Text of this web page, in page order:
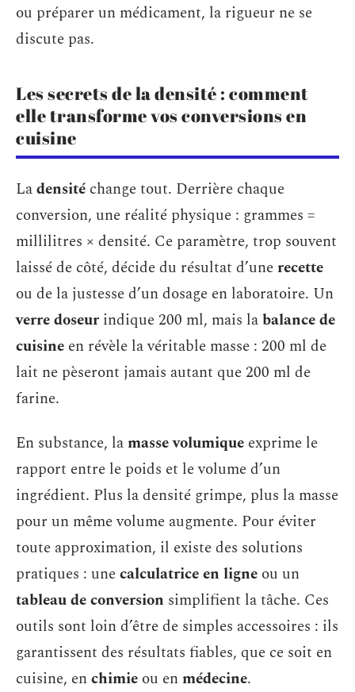
ou préparer un médicament, la rigueur ne se
discute pas.
Les secrets de la densité : comment
elle transforme vos conversions en
cuisine
Ladensité change tout. Derrière chaque
conversion, une réalité physique : grammes =
millilitres × densité. Ce paramètre, trop souvent
laissé de côté, décide du résultat d’unerecette
ou de la justesse d’un dosage en laboratoire. Un
verre doseur indique 200 ml, mais labalance de
cuisine en révèle la véritable masse : 200 ml de
lait ne pèseront jamais autant que 200 ml de
farine.
En substance, lamasse volumique exprime le
rapport entre le poids et le volume d’un
ingrédient. Plus la densité grimpe, plus la masse
pour un même volume augmente. Pour éviter
toute approximation, il existe des solutions
pratiques : unecalculatrice en ligne ou un
tableau de conversion simplifient la tâche. Ces
outils sont loin d’être de simples accessoires : ils
garantissent des résultats fiables, que ce soit en
cuisine, enchimie ou enmédecine.